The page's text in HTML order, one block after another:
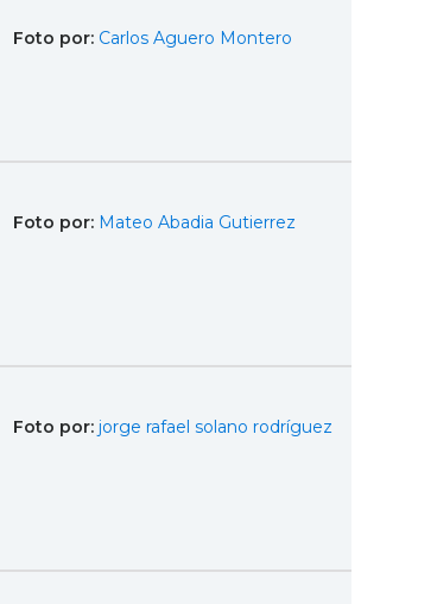
Foto por: Carlos Aguero Montero
Foto por: Mateo Abadia Gutierrez
Foto por: jorge rafael solano rodríguez